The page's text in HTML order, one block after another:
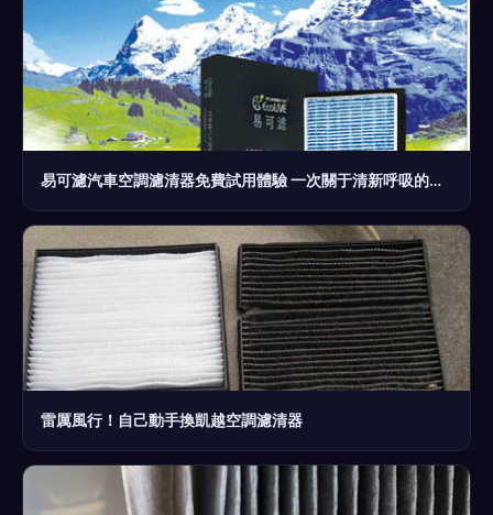
易可濾汽車空調濾清器免費試用體驗 一次關于清新呼吸的深度評測
雷厲風行！自己動手換凱越空調濾清器